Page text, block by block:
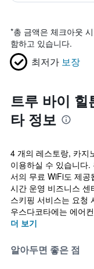
*총 금액은 체크아웃
함하고 있습니다.
최저가 보장
트루 바이 힐
타 정보
4 개의 레스토랑, 카지
이용하실 수 있습니다
서의 무료 WiFi도 제
시간 운영 비즈니스
스키핑 서비스는 요청
우스다코타에는 에어
더 보기
알아두면 좋은 점